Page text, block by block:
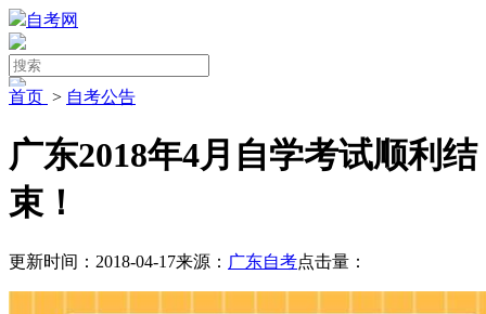
自考网
首页 > 自考公告
广东2018年4月自学考试顺利结
束！
更新时间：2018-04-17来源： 广东自考点击量：